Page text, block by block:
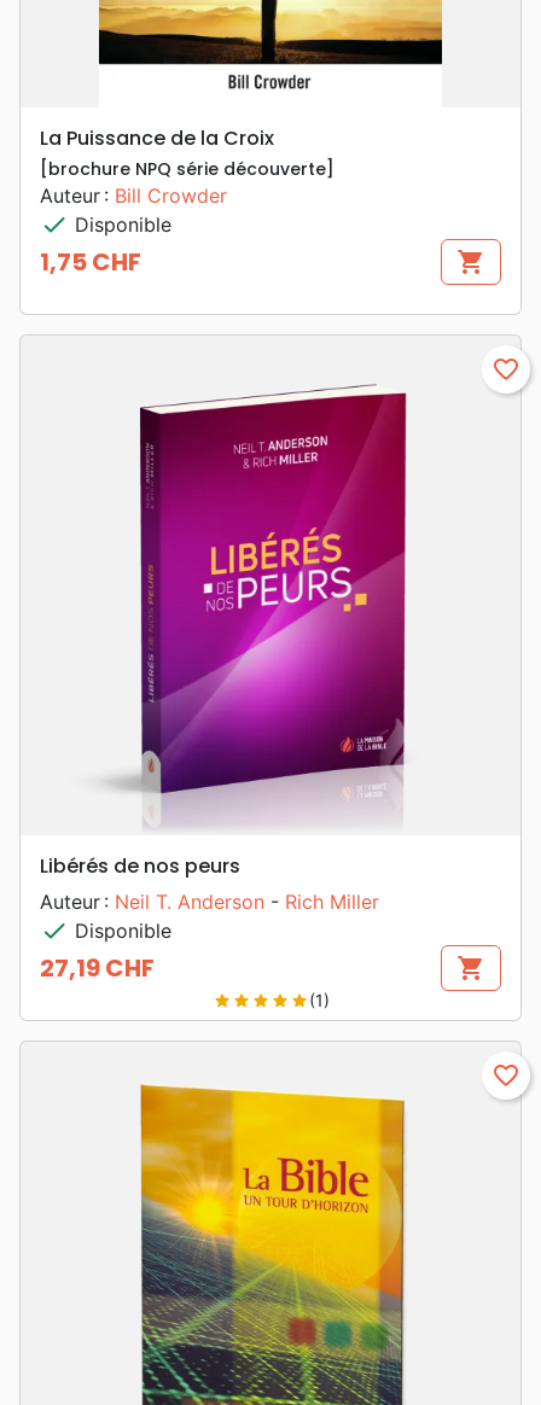
La Puissance de la Croix
[brochure NPQ série découverte]
Auteur : Bill Crowder
check Disponible
Prix
1,75 CHF shopping_cart
favorite_border
Libérés de nos peurs
Auteur : Neil T. Anderson - Rich Miller
check Disponible
Prix
27,19 CHF shopping_cart
star star star star star(1)
favorite_border